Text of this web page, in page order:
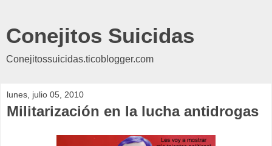
Conejitos Suicidas
Conejitossuicidas.ticoblogger.com
lunes, julio 05, 2010
Militarización en la lucha antidrogas